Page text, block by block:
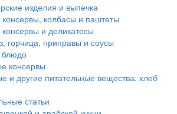
изделия и выпечка
колбасы и паштеты
и деликатесы
горчица, приправы и соусы
блюдо
консервы
и другие питательные вещества, хлеб
статьи